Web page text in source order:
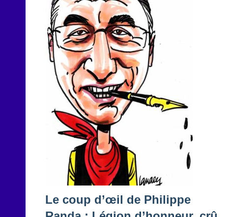
Le coup d’œil de Philippe